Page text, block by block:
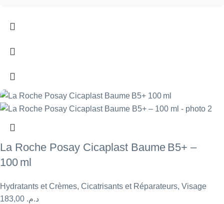
La Roche Posay Cicaplast Baume B5+ –
100 ml
Hydratants et Crèmes, Cicatrisants et Réparateurs, Visage
د.م.